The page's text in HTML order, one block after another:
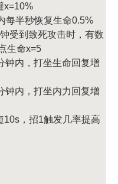
x=10%
每半秒恢复生命0.5%
受到致死攻击时，有数
生命x=5
钟内，打坐生命回复增
钟内，打坐内力回复增
10s，招1触发几率提高